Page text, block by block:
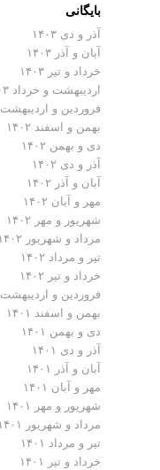
بایگانی
آذر و دی ۱۴۰۳
آبان و آذر ۱۴۰۳
خرداد و تیر ۱۴۰۳
اردیبهشت و خرداد ۱۴۰۳
فروردین و اردیبهشت ۱۴۰۳
بهمن و اسفند ۱۴۰۲
دی و بهمن ۱۴۰۲
آذر و دی ۱۴۰۲
آبان و آذر ۱۴۰۲
مهر و آبان ۱۴۰۲
شهریور و مهر ۱۴۰۲
مرداد و شهریور ۱۴۰۲
تیر و مرداد ۱۴۰۲
خرداد و تیر ۱۴۰۲
فروردین و اردیبهشت ۱۴۰۲
بهمن و اسفند ۱۴۰۱
دی و بهمن ۱۴۰۱
آذر و دی ۱۴۰۱
آبان و آذر ۱۴۰۱
مهر و آبان ۱۴۰۱
شهریور و مهر ۱۴۰۱
مرداد و شهریور ۱۴۰۱
تیر و مرداد ۱۴۰۱
خرداد و تیر ۱۴۰۱